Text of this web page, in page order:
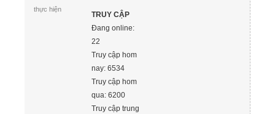
thực hiện
TRUY CẬP
Đang online:
22
Truy cập hom
nay: 6534
Truy cập hom
qua: 6200
Truy cập trung